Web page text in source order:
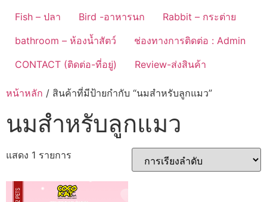
Fish – ปลา
Bird -อาหารนก
Rabbit – กระต่าย
bathroom – ห้องน้ำสัตว์
ช่องทางการติดต่อ : Admin
CONTACT (ติดต่อ-ที่อยู่)
Review-ส่งสินค้า
หน้าหลัก / สินค้าที่มีป้ายกำกับ “นมสำหรับลูกแมว”
นมสำหรับลูกแมว
แสดง 1 รายการ